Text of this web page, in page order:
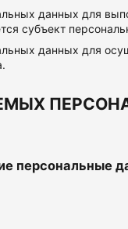
данных для
субъект
данных для
персональные